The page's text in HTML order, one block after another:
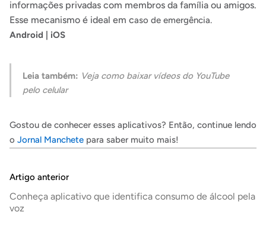
informações privadas com membros da família ou amigos.
Esse mecanismo é ideal em caso de emergência.
Android
iOS
Leia também: Veja como baixar vídeos do YouTube
pelo celular
Gostou de conhecer esses aplicativos? Então, continue lendo
o Jornal Manchete para saber muito mais!
Artigo anterior
Conheça aplicativo que identifica consumo de álcool pela
voz